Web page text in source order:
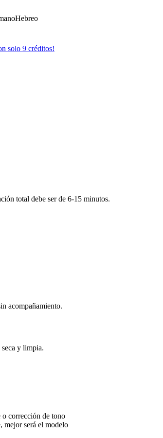
Hebreo
solo 9 créditos!
total debe ser de 6-15 minutos.
acompañamiento.
y limpia.
corrección de tono
mejor será el modelo